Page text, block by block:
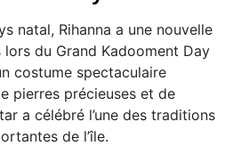
natal, Rihanna a une nouvelle
du Grand Kadooment Day
costume spectaculaire
pierres précieuses et de
a célébré l’une des traditions
de l’île.